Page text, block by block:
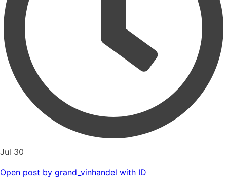
Jul 30
Open post by grand_vinhandel with ID